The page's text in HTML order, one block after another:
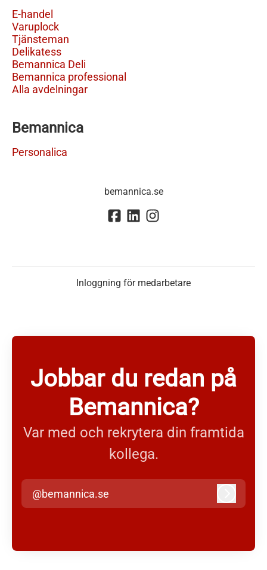
E-handel
Varuplock
Tjänsteman
Delikatess
Bemannica Deli
Bemannica professional
Alla avdelningar
Bemannica
Personalica
bemannica.se
Inloggning för medarbetare
Jobbar du redan på
Bemannica?
Var med och rekrytera din framtida
kollega.
@bemannica.se